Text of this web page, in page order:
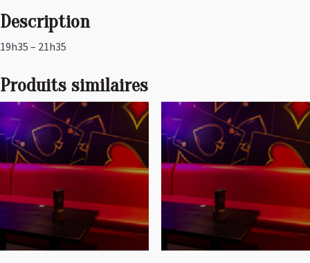
Description
19h35 – 21h35
Produits similaires